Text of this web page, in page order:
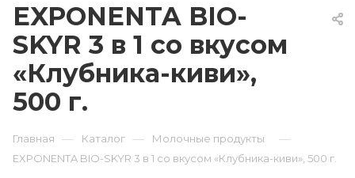
EXPONENTA BIO-
SKYR 3 в 1 со вкусом
«Клубника-киви»,
500 г.
Главная — Каталог — Молочные продукты —
EXPONENTA BIO-SKYR 3 в 1 со вкусом «Клубника-киви», 500 г.